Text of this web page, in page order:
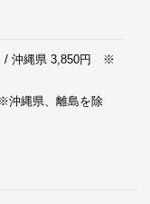
/ 沖縄県 3,850円 ※
沖縄県、離島を除